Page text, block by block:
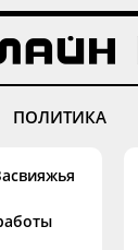
ПОЛИТИКА